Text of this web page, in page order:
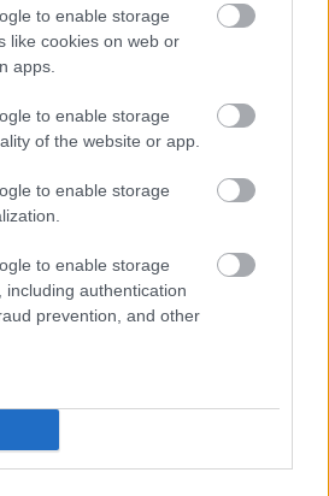
to enable storage
like cookies on web or
apps.
to enable storage
of the website or app.
to enable storage
to enable storage
including authentication
prevention, and other
Εθνικής Γυναικών επί ιταλικού
απ’ τα παλιά», ορθώνει το
Σαντορίνη
ΗΠΑ στο τάι μπρέικ και
του VNL
3η θέση Ντάλλας, Χατζηνικολάου